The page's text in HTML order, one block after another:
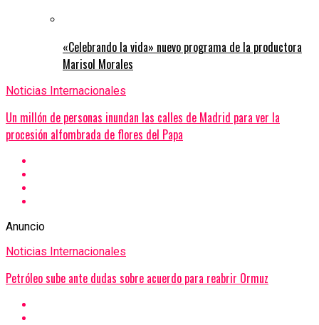
«Celebrando la vida» nuevo programa de la productora
Marisol Morales
Noticias Internacionales
Un millón de personas inundan las calles de Madrid para ver la
procesión alfombrada de flores del Papa
Anuncio
Noticias Internacionales
Petróleo sube ante dudas sobre acuerdo para reabrir Ormuz